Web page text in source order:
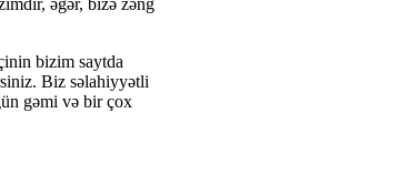
bizim saytda
Biz səlahiyyətli
gəmi və bir çox